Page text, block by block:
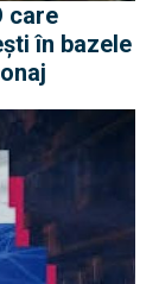
care
în bazele